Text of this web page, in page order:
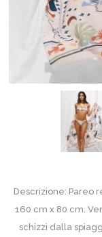
Descrizione: Pareo
160 cm x 80 cm.
schizzi dalla